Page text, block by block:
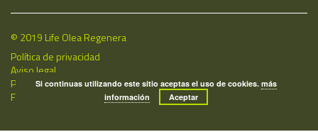
© 2019 Life Olea Regenera
Política de privacidad
Aviso legal
Política de cookies
Fecha de última actualización: 09/08/2026
Si continuas utilizando este sitio aceptas el uso de cookies.más
información
Aceptar